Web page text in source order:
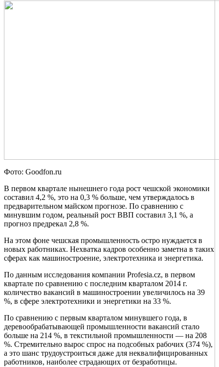
Фото: Goodfon.ru
В первом квартале нынешнего года рост чешской экономики
составил 4,2 %, это на 0,3 % больше, чем утверждалось в
предварительном майском прогнозе. По сравнению с
минувшим годом, реальный рост ВВП составил 3,1 %, а
прогноз предрекал 2,8 %.
На этом фоне чешская промышленность остро нуждается в
новых работниках. Нехватка кадров особенно заметна в таких
сферах как машиностроение, электротехника и энергетика.
По данным исследования компании Profesia.cz, в первом
квартале по сравнению с последним кварталом 2014 г.
количество вакансий в машиностроении увеличилось на 39
%, в сфере электротехники и энергетики на 33 %.
По сравнению с первым кварталом минувшего года, в
деревообрабатывающей промышленности вакансий стало
больше на 214 %, в текстильной промышленности — на 208
%. Стремительно вырос спрос на подсобных рабочих (374 %),
а это шанс трудоустроиться даже для неквалифицированных
работников, наиболее страдающих от безработицы.